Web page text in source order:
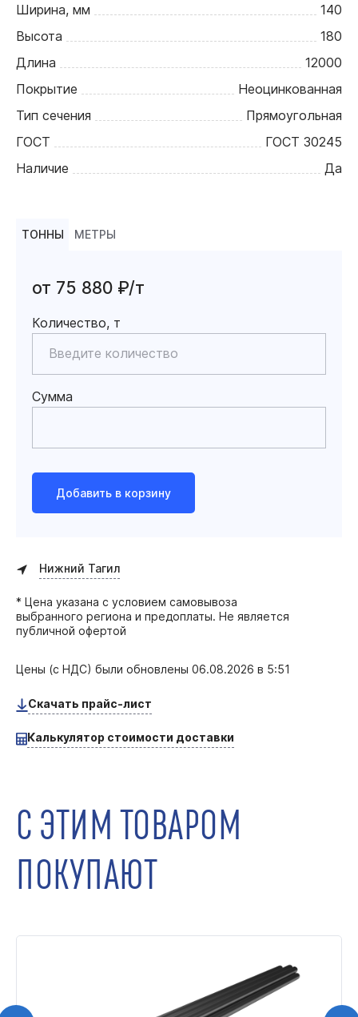
Ширина, мм
140
Высота
180
Длина
12000
Покрытие
Неоцинкованная
Тип сечения
Прямоугольная
ГОСТ
ГОСТ 30245
Наличие
Да
ТОННЫ МЕТРЫ
от 75 880 ₽/т
Количество, т
Сумма
Добавить в корзину
Нижний Тагил
* Цена указана с условием самовывоза
выбранного региона и предоплаты. Не является
публичной офертой
Цены (с НДС) были обновлены 06.08.2026 в 5:51
Скачать прайс-лист
Калькулятор стоимости доставки
С ЭТИМ ТОВАРОМ
ПОКУПАЮТ